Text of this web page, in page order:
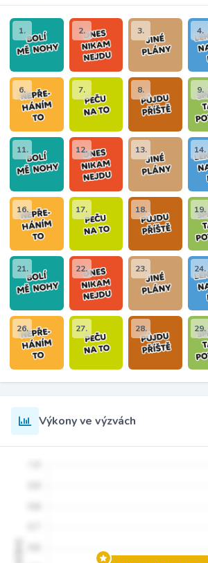
1. 2. 3. 4.
6. 7. 8. 9.
11. 12. 13. 14.
16. 17. 18. 19.
21. 22. 23. 24.
26. 27. 28. 29.
Výkony ve výzvách